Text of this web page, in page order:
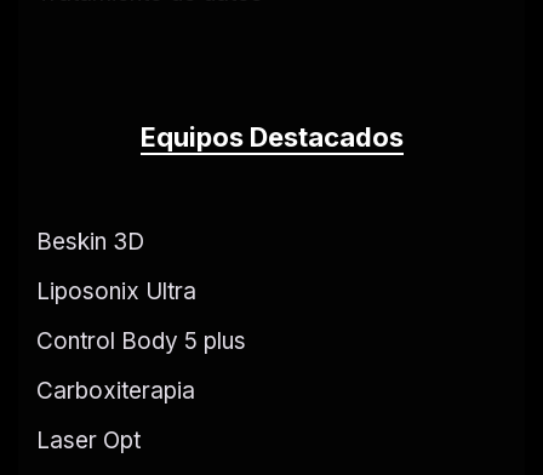
Equipos Destacados
Beskin 3D
Liposonix Ultra
Control Body 5 plus
Carboxiterapia
Laser Opt